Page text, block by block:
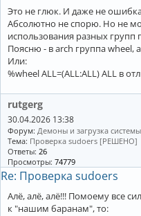
Это не глюк. И даже не
Абсолютно не спорю. Но не
использования разных групп
Поясню - в arch группа wheel,
Или:
%wheel ALL=(ALL:ALL) ALL в
rutgerg
30.04.2026 13:38
Форум: Демоны и загрузка системы
Тема: Проверка sudoers [РЕШЕНО]
Ответы: 26
Просмотры: 74779
Re: Проверка sudoers
Алё, алё, алё!!! Помоему все
к "нашим баранам", то: